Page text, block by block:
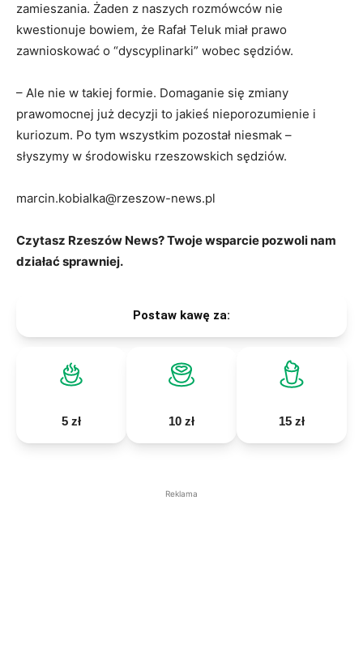
zamieszania. Żaden z naszych rozmówców nie
kwestionuje bowiem, że Rafał Teluk miał prawo
zawnioskować o “dyscyplinarki” wobec sędziów.
– Ale nie w takiej formie. Domaganie się zmiany
prawomocnej już decyzji to jakieś nieporozumienie i
kuriozum. Po tym wszystkim pozostał niesmak –
słyszymy w środowisku rzeszowskich sędziów.
marcin.kobialka@rzeszow-news.pl
Czytasz Rzeszów News? Twoje wsparcie pozwoli nam
działać sprawniej.
Postaw kawę za:
5 zł 10 zł 15 zł
Reklama